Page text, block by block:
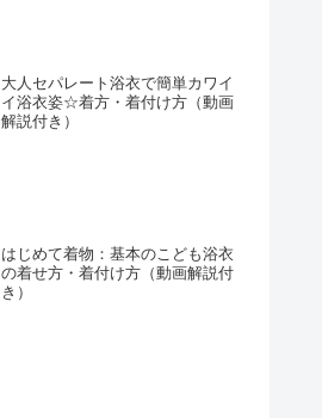
大人セパレート浴衣で簡単カワイ
イ浴衣姿☆着方・着付け方（動画
解説付き）
はじめて着物：基本のこども浴衣
の着せ方・着付け方（動画解説付
き）